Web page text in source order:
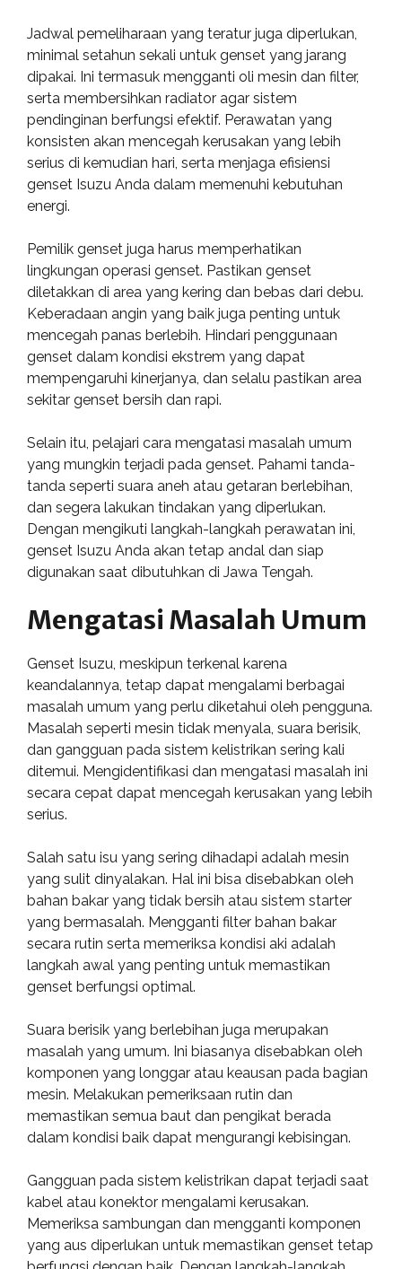
Jadwal pemeliharaan yang teratur juga diperlukan,
minimal setahun sekali untuk genset yang jarang
dipakai. Ini termasuk mengganti oli mesin dan filter,
serta membersihkan radiator agar sistem
pendinginan berfungsi efektif. Perawatan yang
konsisten akan mencegah kerusakan yang lebih
serius di kemudian hari, serta menjaga efisiensi
genset Isuzu Anda dalam memenuhi kebutuhan
energi.
Pemilik genset juga harus memperhatikan
lingkungan operasi genset. Pastikan genset
diletakkan di area yang kering dan bebas dari debu.
Keberadaan angin yang baik juga penting untuk
mencegah panas berlebih. Hindari penggunaan
genset dalam kondisi ekstrem yang dapat
mempengaruhi kinerjanya, dan selalu pastikan area
sekitar genset bersih dan rapi.
Selain itu, pelajari cara mengatasi masalah umum
yang mungkin terjadi pada genset. Pahami tanda-
tanda seperti suara aneh atau getaran berlebihan,
dan segera lakukan tindakan yang diperlukan.
Dengan mengikuti langkah-langkah perawatan ini,
genset Isuzu Anda akan tetap andal dan siap
digunakan saat dibutuhkan di Jawa Tengah.
Mengatasi Masalah Umum
Genset Isuzu, meskipun terkenal karena
keandalannya, tetap dapat mengalami berbagai
masalah umum yang perlu diketahui oleh pengguna.
Masalah seperti mesin tidak menyala, suara berisik,
dan gangguan pada sistem kelistrikan sering kali
ditemui. Mengidentifikasi dan mengatasi masalah ini
secara cepat dapat mencegah kerusakan yang lebih
serius.
Salah satu isu yang sering dihadapi adalah mesin
yang sulit dinyalakan. Hal ini bisa disebabkan oleh
bahan bakar yang tidak bersih atau sistem starter
yang bermasalah. Mengganti filter bahan bakar
secara rutin serta memeriksa kondisi aki adalah
langkah awal yang penting untuk memastikan
genset berfungsi optimal.
Suara berisik yang berlebihan juga merupakan
masalah yang umum. Ini biasanya disebabkan oleh
komponen yang longgar atau keausan pada bagian
mesin. Melakukan pemeriksaan rutin dan
memastikan semua baut dan pengikat berada
dalam kondisi baik dapat mengurangi kebisingan.
Gangguan pada sistem kelistrikan dapat terjadi saat
kabel atau konektor mengalami kerusakan.
Memeriksa sambungan dan mengganti komponen
yang aus diperlukan untuk memastikan genset tetap